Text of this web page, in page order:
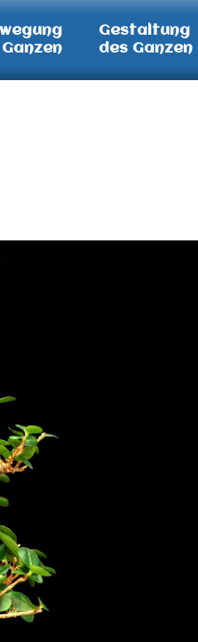
Ganzen
Gestaltung
des Ganzen